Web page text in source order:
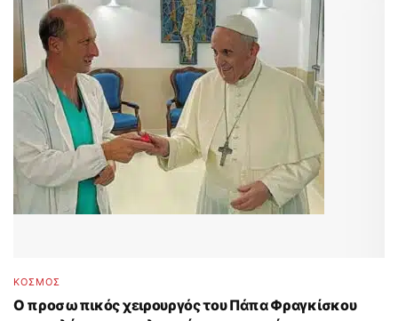
ΚΟΣΜΟΣ
Ο προσωπικός χειρουργός του Πάπα Φραγκίσκου